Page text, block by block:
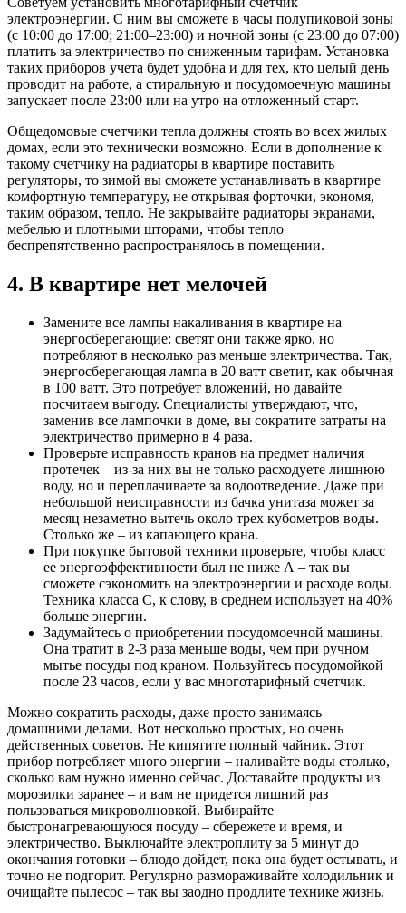
электроэнергии. С ним вы сможете в часы полупиковой зоны
(с 10:00 до 17:00; 21:00–23:00) и ночной зоны (с 23:00 до 07:00)
платить за электричество по сниженным тарифам. Установка
таких приборов учета будет удобна и для тех, кто целый день
проводит на работе, а стиральную и посудомоечную машины
запускает после 23:00 или на утро на отложенный старт.
Общедомовые счетчики тепла должны стоять во всех жилых
домах, если это технически возможно. Если в дополнение к
такому счетчику на радиаторы в квартире поставить
регуляторы, то зимой вы сможете устанавливать в квартире
комфортную температуру, не открывая форточки, экономя,
таким образом, тепло. Не закрывайте радиаторы экранами,
мебелью и плотными шторами, чтобы тепло
беспрепятственно распространялось в помещении.
4. В квартире нет мелочей
Замените все лампы накаливания в квартире на
энергосберегающие: светят они также ярко, но
потребляют в несколько раз меньше электричества. Так,
энергосберегающая лампа в 20 ватт светит, как обычная
в 100 ватт. Это потребует вложений, но давайте
посчитаем выгоду. Специалисты утверждают, что,
заменив все лампочки в доме, вы сократите затраты на
электричество примерно в 4 раза.
Проверьте исправность кранов на предмет наличия
протечек – из-за них вы не только расходуете лишнюю
воду, но и переплачиваете за водоотведение. Даже при
небольшой неисправности из бачка унитаза может за
месяц незаметно вытечь около трех кубометров воды.
Столько же – из капающего крана.
При покупке бытовой техники проверьте, чтобы класс
ее энергоэффективности был не ниже А – так вы
сможете сэкономить на электроэнергии и расходе воды.
Техника класса С, к слову, в среднем использует на 40%
больше энергии.
Задумайтесь о приобретении посудомоечной машины.
Она тратит в 2-3 раза меньше воды, чем при ручном
мытье посуды под краном. Пользуйтесь посудомойкой
после 23 часов, если у вас многотарифный счетчик.
Можно сократить расходы, даже просто занимаясь
домашними делами. Вот несколько простых, но очень
действенных советов. Не кипятите полный чайник. Этот
прибор потребляет много энергии – наливайте воды столько,
сколько вам нужно именно сейчас. Доставайте продукты из
морозилки заранее – и вам не придется лишний раз
пользоваться микроволновкой. Выбирайте
быстронагревающуюся посуду – сбережете и время, и
электричество. Выключайте электроплиту за 5 минут до
окончания готовки – блюдо дойдет, пока она будет остывать, и
точно не подгорит. Регулярно размораживайте холодильник и
очищайте пылесос – так вы заодно продлите технике жизнь.